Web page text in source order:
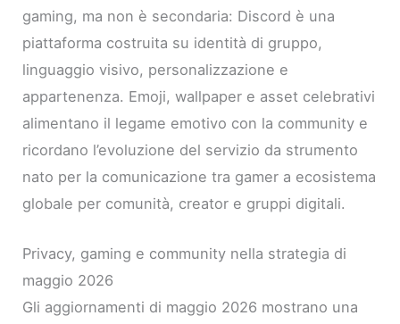
gaming, ma non è secondaria: Discord è una
piattaforma costruita su identità di gruppo,
linguaggio visivo, personalizzazione e
appartenenza. Emoji, wallpaper e asset celebrativi
alimentano il legame emotivo con la community e
ricordano l’evoluzione del servizio da strumento
nato per la comunicazione tra gamer a ecosistema
globale per comunità, creator e gruppi digitali.
Privacy, gaming e community nella strategia di
maggio 2026
Gli aggiornamenti di maggio 2026 mostrano una